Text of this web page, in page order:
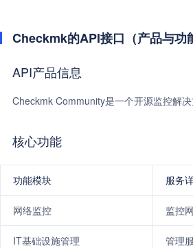
Checkmk的API接口（产品与功
API产品信息
Checkmk Community是一个开源监控解
核心功能
功能模块 服务
网络监控 监控
IT基础设施管理 管理